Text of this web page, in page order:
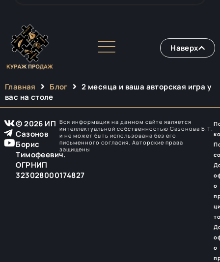
Наверх
Главная Блог
2 месяца и ваша авторская игра у
вас на столе
© 2026 ИП
Сазонов
Борис
Тимофеевич.
ОГРНИП
323028000174827
Вся информация на данном сайте является
интеллектуальной собственностью Сазонова Б.Т.
и не может быть использована без его
письменного согласия. Авторские права
защищены
о
о